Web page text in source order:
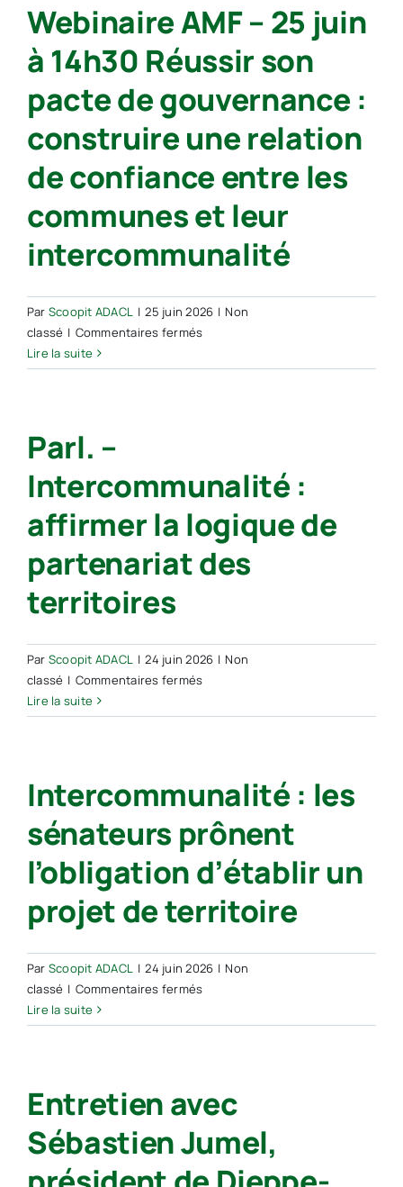
transformations
écologiques
sur
les
métiers,
les
ressources
humaines,
le
et
des
Webinaire AMF – 25 juin
à 14h30 Réussir son
pacte de gouvernance :
construire une relation
de confiance entre les
communes et leur
intercommunalité
Par Scoopit ADACL | 25 juin 2026 | Non
classé | Commentaires ferméssur
AMF
14h30
Réussir
son
pacte
de
gouvernance
une
relation
de
et
leur
intercommunalité
Lire la suite
Parl. –
Intercommunalité :
affirmer la logique de
partenariat des
territoires
Par Scoopit ADACL | 24 juin 2026 | Non
classé | Commentaires ferméssur
–
affirmer
la
logique
de
partenariat
des
territoires
Lire la suite
Intercommunalité : les
sénateurs prônent
l’obligation d’établir un
projet de territoire
Par Scoopit ADACL | 24 juin 2026 | Non
classé | Commentaires ferméssur
:
l’obligation
d’établir
un
projet
Lire la suite
Entretien avec
Sébastien Jumel,